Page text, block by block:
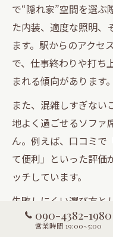
で“隠れ家”空間を選ぶ
た内装、適度な照明、
ます。駅からのアクセ
で、仕事終わりや打ち
まれる傾向があります。
また、混雑しすぎない
地よく過ごせるソファ
ん。例えば、口コミで
て便利」といった評価
ッチしています。
失敗しにくい選び方と
ュー、利用ルールを把
090-4382-1980
営業時間 19:00~5:00